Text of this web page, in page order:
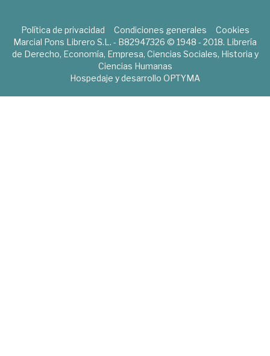
Política de privacidad Condiciones generales
Cookies
Marcial Pons Librero S.L. - B82947326 © 1948 - 2018. Librería
de Derecho, Economía, Empresa, Ciencias Sociales, Historia y
Ciencias Humanas
Hospedaje y desarrollo OPTYMA